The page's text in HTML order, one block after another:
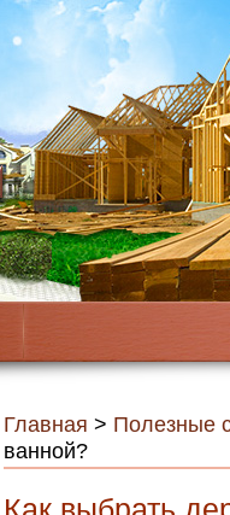
Главная > Полезные
ванной?